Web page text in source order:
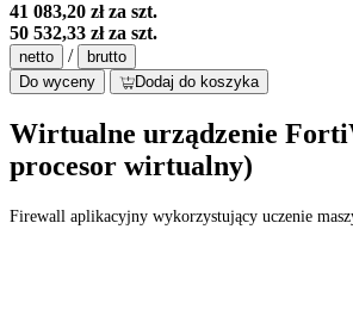
41 083,20 złza szt.
50 532,33 złza szt.
netto /
brutto
Do wyceny
Dodaj do koszyka
Wirtualne urządzenie
procesor wirtualny)
Firewall aplikacyjny wykorzystujący uczenie